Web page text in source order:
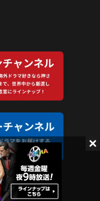
Reserved.